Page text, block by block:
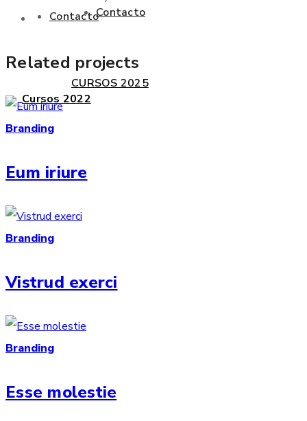
Contacto
Cursos 2022
Contacto
CURSOS 2025
Related projects
Branding
Eum iriure
Branding
Vistrud exerci
Branding
Esse molestie